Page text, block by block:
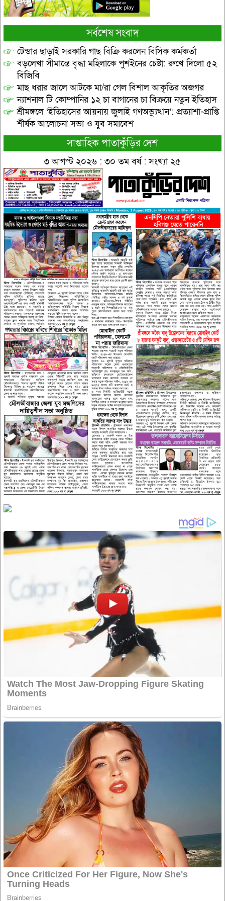
সর্বশেষ সংবাদ
টেন্ডার ছাড়াই সরকারি গাছ বিক্রি করলেন বিসিক কর্মকর্তা
বড়লেখা সীমান্তে বৃদ্ধা মহিলাকে পুশইনের চেষ্টা: রুখে দিলো ৫২
বিজিবি
মাছ ধরার জালে আটকে মা/রা গেল বিশাল আকৃতির অজগর
ন্যাশনাল টি কোম্পানির ১২ চা বাগানের চা বিক্রয়ে নতুন ইতিহাস
শ্রীমঙ্গলে ‘ইতিহাসের আয়নায় জুলাই গণঅভ্যুত্থান’: প্রত্যাশা-প্রাপ্তি
শীর্ষক আলোচনা সভা ও যুব সমাবেশ
সাপ্তাহিক পাতাকুঁড়ির দেশ
৩ আগস্ট ২০২৬ : ৩০ তম বর্ষ : সংখ্যা ২৫